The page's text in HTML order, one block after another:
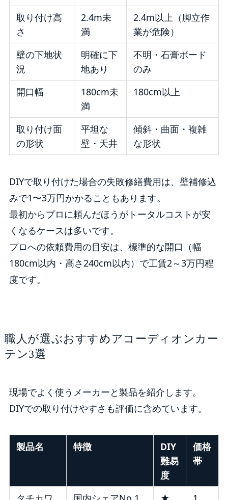
取り付け高
さ
2.4m未
満
2.4m以上（脚立作
業が危険）
壁の下地状
況
明確に下
地あり
不明・石膏ボード
のみ
開口幅
180cm未
満
180cm以上
取り付け面
の形状
平坦な
壁・天井
傾斜・曲面・複雑
な形状
DIYで取り付けた場合の失敗修繕費用は、壁補修込
みで1〜3万円かかることもあります。
最初からプロに頼んだほうがトータルコストが安
くなるケースは多いです。
プロへの依頼費用の目安は、標準的な開口（幅
180cm以内・高さ240cm以内）で工賃2～3万円程
度です。
職人が選ぶおすすめアコーディオンカー
テン3選
現場でよく使うメーカーと製品を紹介します。
DIYでの取り付けやすさも評価に含めています。
製品名 特徴
DIY
難易
度
価格
帯